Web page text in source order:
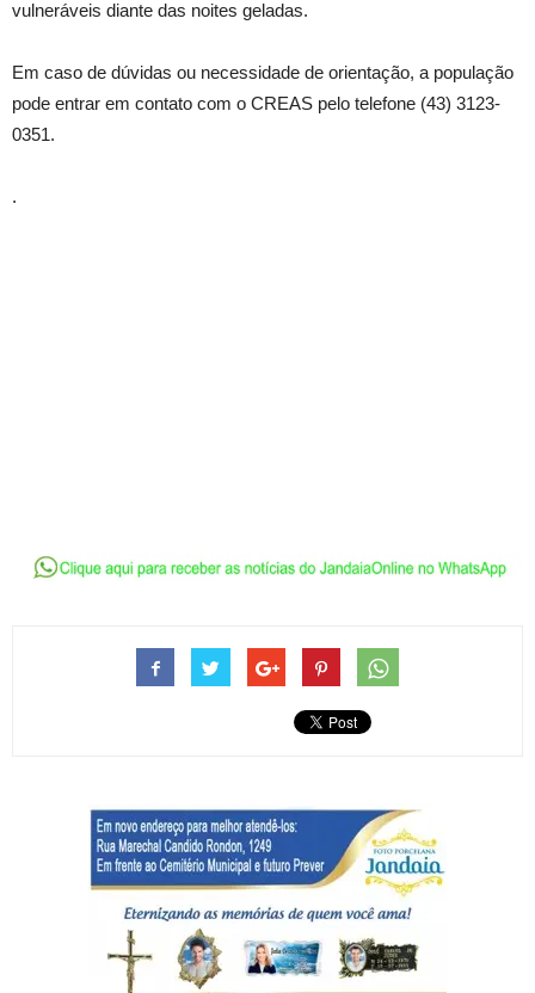
vulneráveis diante das noites geladas.
Em caso de dúvidas ou necessidade de orientação, a população
pode entrar em contato com o CREAS pelo telefone (43) 3123-
0351.
.